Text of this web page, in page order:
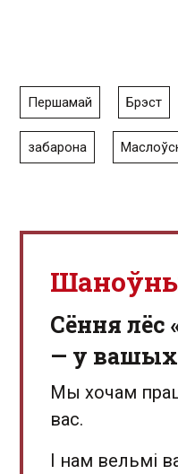
Першамай Брэст
забарона
Сёння лёс
— у
Мы хочам
вас.
І нам вельмі